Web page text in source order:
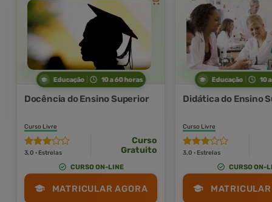
Educação 10 a 60 horas
Docência do Ensino Superior
Curso Livre
3,0 · Estrelas
Curso
Gratuito
CURSO ON-LINE
MATRICULAR AGORA
Educação 10
Didática do Ensino
Curso Livre
3,0 · Estrelas
CURSO ON-